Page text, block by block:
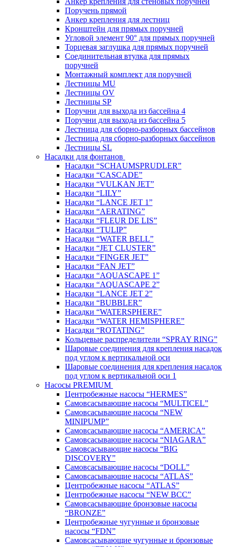
Поручень прямой
Анкер крепления для лестниц
Кронштейн для прямых поручней
Угловой элемент 90° для прямых поручней
Торцевая заглушка для прямых поручней
Соединительная втулка для прямых
поручней
Монтажный комплект для поручней
Лестницы MU
Лестницы OV
Лестницы SP
Поручни для выхода из бассейна 4
Поручни для выхода из бассейна 5
Лестница для сборно-разборных бассейнов
Лестница для сборно-разборных бассейнов
Лестницы SL
Насадки для фонтанов
Насадки “SCHAUMSPRUDLER”
Насадки “CASCADE”
Насадки “VULKAN JET”
Насадки “LILY”
Насадки “LANCE JET 1”
Насадки “AERATING”
Насадки “FLEUR DE LIS”
Насадки “TULIP”
Насадки “WATER BELL”
Насадки “JET CLUSTER”
Насадки “FINGER JET”
Насадки “FAN JET”
Насадки “AQUASCAPE 1”
Насадки “AQUASCAPE 2”
Насадки “LANCE JET 2”
Насадки “BUBBLER”
Насадки “WATERSPHERE”
Насадки “WATER HEMISPHERE”
Насадки “ROTATING”
Кольцевые распределители “SPRAY RING”
Шаровые соединения для крепления насадок
под углом к вертикальной оси
Шаровые соединения для крепления насадок
под углом к вертикальной оси 1
Насосы PREMIUM
Центробежные насосы “HERMES”
Самовсасывающие насосы “MULTICEL”
Самовсасывающие насосы “NEW
MINIPUMP”
Самовсасывающие насосы “AMERICA”
Самовсасывающие насосы “NIAGARA”
Самовсасывающие насосы “BIG
DISCOVERY”
Самовсасывающие насосы “DOLL”
Самовсасывающие насосы “ATLAS”
Центробежные насосы “ATLAS”
Центробежные насосы “NEW BCC”
Самовсасывающие бронзовые насосы
“BRONZE”
Центробежные чугунные и бронзовые
насосы “FDN”
Самовсасывающие чугунные и бронзовые